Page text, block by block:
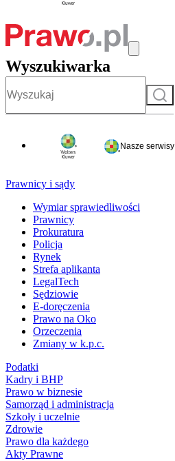
Wyszukiwarka
Szukaj
Nasze serwisy
Prawnicy i sądy
Wymiar sprawiedliwości
Prawnicy
Prokuratura
Policja
Rynek
Strefa aplikanta
LegalTech
Sędziowie
E-doręczenia
Prawo na Oko
Orzeczenia
Zmiany w k.p.c.
Podatki
Kadry i BHP
Prawo w biznesie
Samorząd i administracja
Szkoły i uczelnie
Zdrowie
Prawo dla każdego
Akty Prawne